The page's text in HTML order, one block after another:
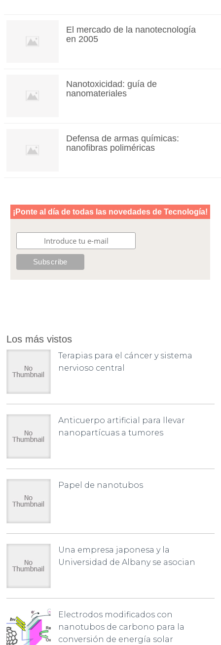
El mercado de la nanotecnología
en 2005
Nanotoxicidad: guía de
nanomateriales
Defensa de armas químicas:
nanofibras poliméricas
Los más vistos
Terapias para el cáncer y sistema
nervioso central
Anticuerpo artificial para llevar
nanopartícuas a tumores
Papel de nanotubos
Una empresa japonesa y la
Universidad de Albany se asocian
Electrodos modificados con
nanotubos de carbono para la
conversión de energía solar